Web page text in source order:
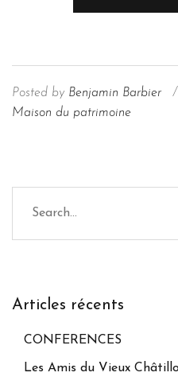
Posted by Benjamin Barbier /
Maison du patrimoine
Articles récents
CONFERENCES
Les Amis du Vieux